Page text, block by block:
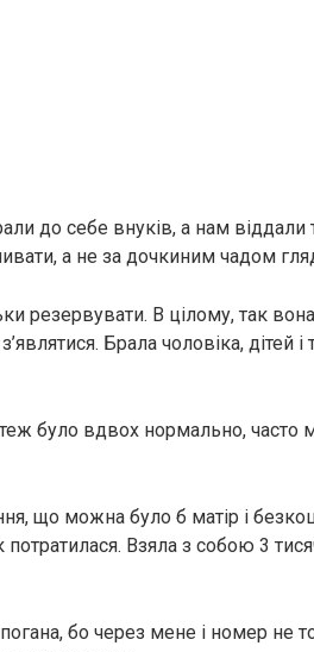
до себе внуків, а нам віддали
а не за дочкиним чадом
резервувати. В цілому, так
Брала чоловіка, дітей і
було вдвох нормально, часто
що можна було б матір і
Взяла з собою 3
бо через мене і номер не